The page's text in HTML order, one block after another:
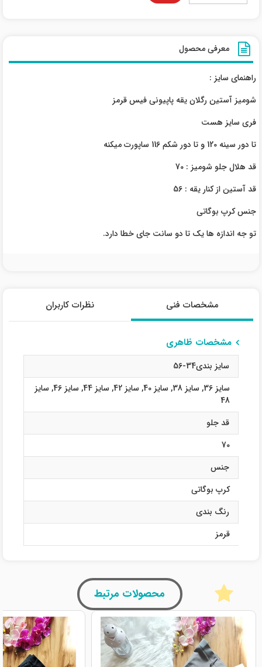
معرفی محصول
راهنمای سایز :
شومیز آستین رگلان یقه پاپیونی فیس قرمز
فری سایز هست
تا دور سینه 120 و تا دور شکم 116 ساپورت میکنه
قد هلال جلو شومیز : 70
قد آستین از کنار یقه : 56
جنس کرپ بوگاتی
تو جه اندازه ها یک تا دو سانت جای خطا دارد.
مشخصات فنی نظرات کاربران
مشخصات ظاهری
سایز بندی34-56
سایز 36
, سایز 38 , سایز 40 , سایز 42 , سایز 44 , سایز 46 , سایز
48
قد جلو
70
جنس
کرپ بوگاتی
رنگ بندی
قرمز
محصولات مرتبط